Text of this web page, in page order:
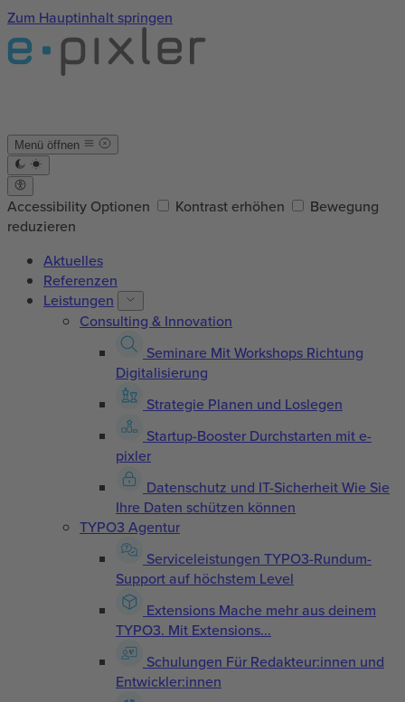
Zum Hauptinhalt springen
Menü öffnen
Accessibility Optionen Kontrast erhöhen
Bewegung
reduzieren
Aktuelles
Referenzen
Leistungen
Consulting & Innovation
Seminare Mit Workshops Richtung
Digitalisierung
Strategie Planen und Loslegen
Startup-Booster Durchstarten mit e-
pixler
Datenschutz und IT-SicherheitWie Sie
Ihre Daten schützen können
TYPO3 Agentur
Serviceleistungen TYPO3-Rundum-
Support auf höchstem Level
Extensions Mache mehr aus deinem
TYPO3. Mit Extensions...
Schulungen Für Redakteur:innen und
Entwickler:innen